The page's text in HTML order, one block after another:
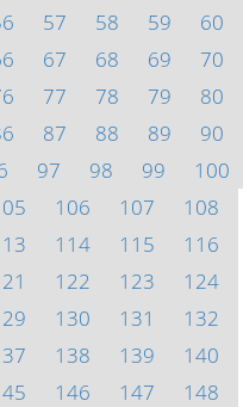
57 58 59
60
67 68 69
70
77 78 79
80
87 88 89
90
97 98 99
100
106 107
108
114 115
116
122 123
124
130 131
132
138 139
140
146 147
148